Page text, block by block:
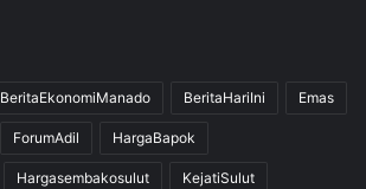
BeritaEkonomiManado BeritaHariIni Emas
ForumAdil HargaBapok
Hargasembakosulut KejatiSulut